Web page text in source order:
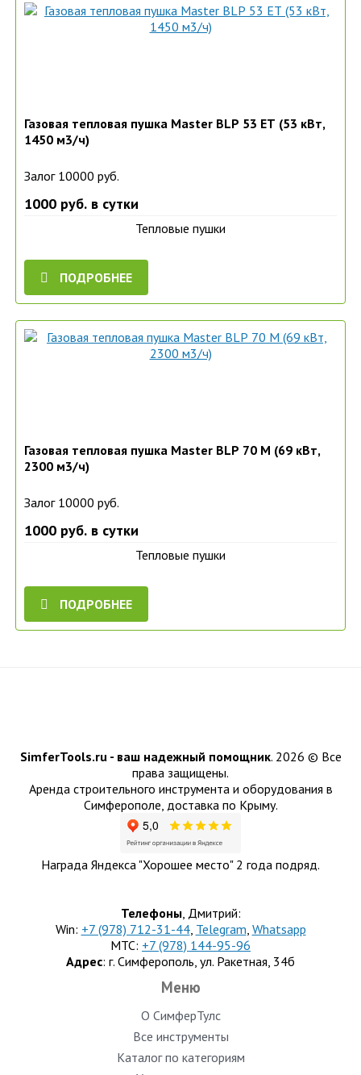
Газовая тепловая пушка Master BLP 53 ET (53 кВт,
1450 м3/ч)
Залог 10000 руб.
1000 руб. в сутки
Тепловые пушки
ПОДРОБНЕЕ
Газовая тепловая пушка Master BLP 70 M (69 кВт,
2300 м3/ч)
Залог 10000 руб.
1000 руб. в сутки
Тепловые пушки
ПОДРОБНЕЕ
SimferTools.ru - ваш надежный помощник. 2026 © Все
права защищены.
Аренда строительного инструмента и оборудования в
Симферополе, доставка по Крыму.
Награда Яндекса "Хорошее место" 2 года подряд.
Телефоны, Дмитрий:
Win: +7 (978) 712-31-44, Telegram, Whatsapp
МТС: +7 (978) 144-95-96
Адрес: г. Симферополь, ул. Ракетная, 34б
Меню
О СимферТулс
Все инструменты
Каталог по категориям